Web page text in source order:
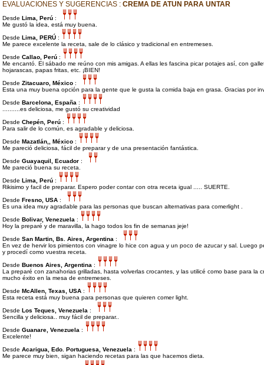
EVALUACIONES Y SUGERENCIAS : CREMA DE ATUN PARA UNTAR
Desde Lima, Perú :
Me gustó la idea, está muy buena.
Desde Lima, PERÚ :
Me parece excelente la receta, sale de lo clásico y tradicional en entremeses.
Desde Callao, Perú :
Me encantó. El sábado me reúno con mis amigas. A ellas les fascina picar potajes así, con
hojarascas, papas fritas, etc. ¡BIEN!
Desde Zitacuaro, México :
Esta una muy buena opción para la gente que le gusta la comida baja en grasa. Gracias por
Desde Barcelona, España :
..........es deliciosa, me gustó su creatividad
Desde Chepén, Perú :
Para salir de lo común, es agradable y deliciosa.
Desde Mazatlán,, México :
Me pareció deliciosa, fácil de preparar y de una presentación fantástica.
Desde Guayaquil, Ecuador :
Me pareció buena su receta.
Desde Lima, Perú :
Rikisimo y facil de preparar. Espero poder contar con otra receta igual ..... SUERTE.
Desde Fresno, USA :
Es una idea muy agradable para las personas que buscan alternativas para comerlight .
Desde Bolivar, Venezuela :
Hoy la preparé y de maravilla, la hago todos los fin de semanas jeje!
Desde San Martin, Bs. Aires, Argentina :
En vez de hervir los pimientos con vinagre lo hice con agua y un poco de azucar y sal. Luego
y procedí como vuestra receta.
Desde Buenos Aires, Argentina :
La preparé con zanahorias grilladas, hasta volverlas crocantes, y las utilicé como base para la
mucho éxito en la mesa de entremeses.
Desde McAllen, Texas, USA :
Esta receta está muy buena para personas que quieren comer light.
Desde Los Teques, Venezuela :
Sencilla y deliciosa.. muy fácil de preparar..
Desde Guanare, Venezuela :
Excelente!
Desde Acarigua, Edo. Portuguesa, Venezuela :
Me parece muy bien, sigan haciendo recetas para las que hacemos dieta.